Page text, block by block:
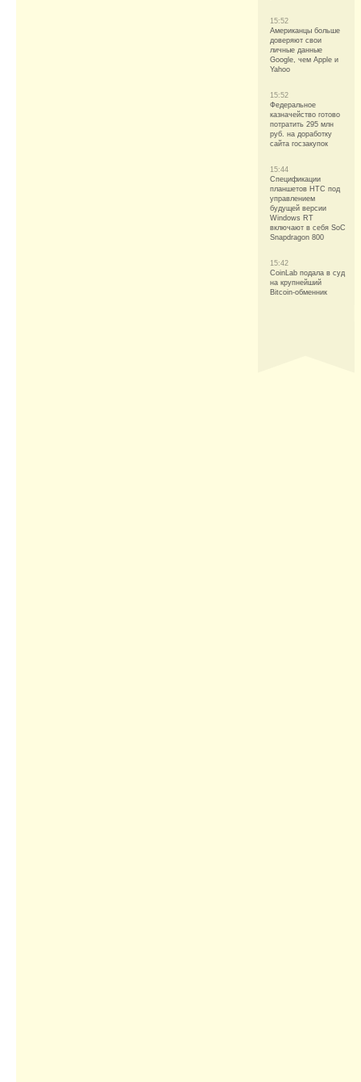
15:52
Американцы больше
доверяют свои
личные данные
Google, чем Apple и
Yahoo
15:52
Федеральное
казначейство готово
потратить 295 млн
руб. на доработку
сайта госзакупок
15:44
Спецификации
планшетов HTC под
управлением
будущей версии
Windows RT
включают в себя SoC
Snapdragon 800
15:42
CoinLab подала в суд
на крупнейший
Bitcoin-обменник